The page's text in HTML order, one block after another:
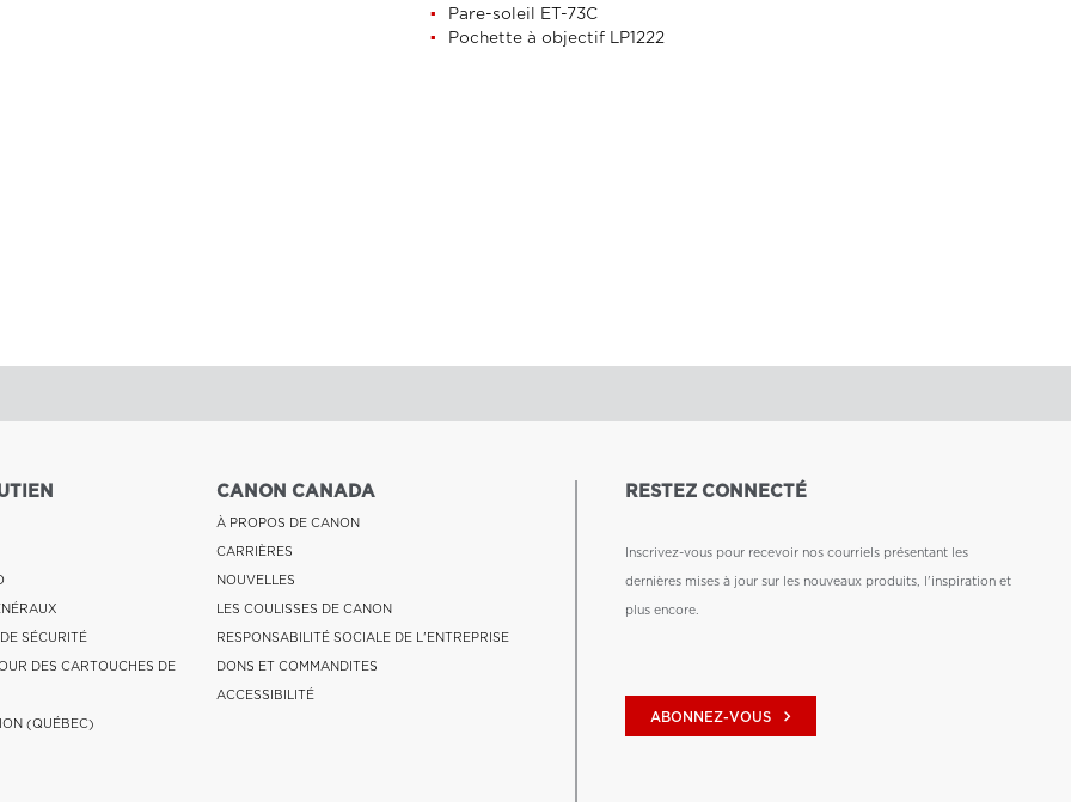
Pare-soleil ET-73C
Pochette à objectif LP1222
SÉCURITÉ
DES CARTOUCHES DE
(QUÉBEC)
CANON CANADA
À PROPOS DE CANON
CARRIÈRES
NOUVELLES
LES COULISSES DE CANON
RESPONSABILITÉ SOCIALE DE L'ENTREPRISE
DONS ET COMMANDITES
ACCESSIBILITÉ
RESTEZ CONNECTÉ
Inscrivez-vous pour recevoir nos courriels présentant les
dernières mises à jour sur les nouveaux produits, l'inspiration et
plus encore.
ABONNEZ-VOUS keyboard_arrow_right